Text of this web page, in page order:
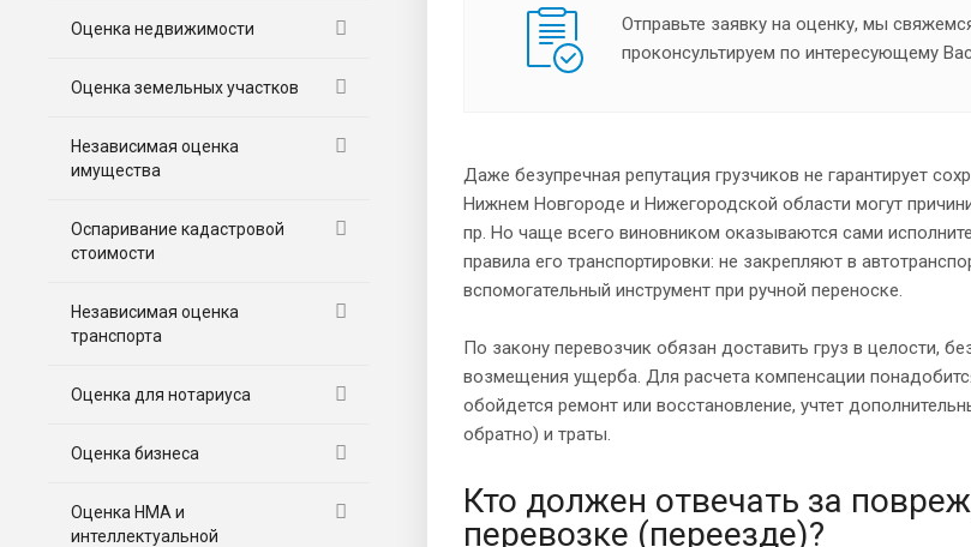
Отправьте заявку на оценку, мы
проконсультируем по интересующему
Даже безупречная репутация грузчиков не гарантирует
Нижнем Новгороде и Нижегородской области могут
пр. Но чаще всего виновником оказываются сами
правила его транспортировки: не закрепляют в
вспомогательный инструмент при ручной переноске.
По закону перевозчик обязан доставить груз в целости,
возмещения ущерба. Для расчета компенсации
обойдется ремонт или восстановление, учтет
обратно) и траты.
Кто должен отвечать за
перевозке (переезде)?
Оценка недвижимости
Оценка земельных участков
Независимая оценка
имущества
Оспаривание кадастровой
стоимости
Независимая оценка
транспорта
Оценка для нотариуса
Оценка бизнеса
Оценка НМА и
интеллектуальной